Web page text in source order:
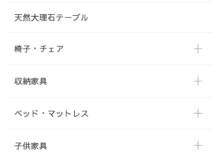
天然大理石テーブル
椅子・チェア
収納家具
ベッド・マットレス
子供家具